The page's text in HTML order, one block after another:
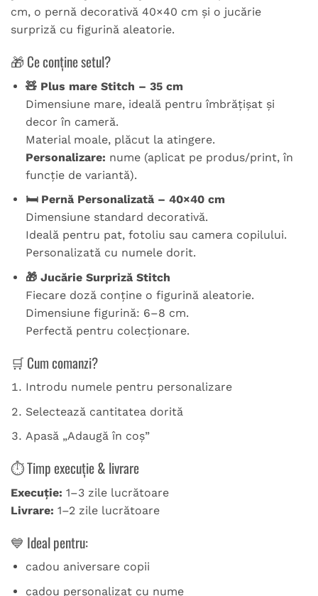
cm, o pernă decorativă 40×40 cm și o jucărie
surpriză cu figurină aleatorie.
🎁 Ce conține setul?
🧸 Plus mare Stitch – 35 cm
Dimensiune mare, ideală pentru îmbrățișat și
decor în cameră.
Material moale, plăcut la atingere.
Personalizare: nume (aplicat pe produs/print, în
funcție de variantă).
🛏 Pernă Personalizată – 40×40 cm
Dimensiune standard decorativă.
Ideală pentru pat, fotoliu sau camera copilului.
Personalizată cu numele dorit.
🎁 Jucărie Surpriză Stitch
Fiecare doză conține o figurină aleatorie.
Dimensiune figurină: 6–8 cm.
Perfectă pentru colecționare.
🛒 Cum comanzi?
Introdu numele pentru personalizare
Selectează cantitatea dorită
Apasă „Adaugă în coș”
⏱ Timp execuție & livrare
Execuție: 1–3 zile lucrătoare
Livrare: 1–2 zile lucrătoare
💙 Ideal pentru:
cadou aniversare copii
cadou personalizat cu nume